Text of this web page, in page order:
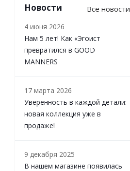
Новости Все новости
4 июня 2026
Нам 5 лет! Как «Эгоист
превратился в GOOD
MANNERS
17 марта 2026
Уверенность в каждой детали:
новая коллекция уже в
продаже!
9 декабря 2025
В нашем магазине появилась